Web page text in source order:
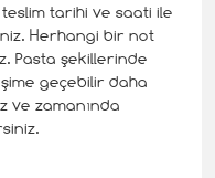
tarihi ve saati ile
Herhangi bir not
Pasta şekillerinde
geçebilir daha
ve zamanında